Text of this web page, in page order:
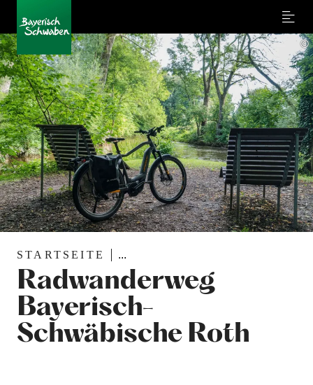
Menu
STARTSEITE ...
Radwanderweg
Bayerisch-
Schwäbische Roth
©